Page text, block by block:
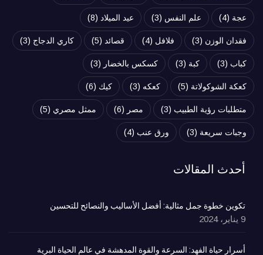
عجة (4) علم النفس (3) عيد الميلاد (8)
فقدان الوزن (3) فلافل (4) قصائد (5) كاري الدجاج (3)
كباب (3) كبة (3) كسكس بالخضار (3)
كعكة الشوكولاتة (5) كعكه (3) كيك (6)
متطلبات رؤية الطبيب (3) مصر (6) ممثل مصري (5)
وجبات سريعة (3) ورق عنب (4)
أحدث المقالات
تكوين خطوة جمل مثالية: أفضل الأساليب والنصائح للتحسين
9 يناير، 2024
أسرار حياة الفهد: السرعة والقوة المدهشة في عالم الحياة البرية